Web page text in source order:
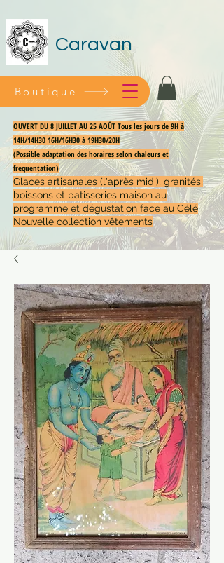
Caravan
OUVERT DU 8 JUILLET AU 25 AOÛT Tous les jours de 9H à
14H/14H30 16H/16H30 à 19H30/20H
(Possible adaptation des horaires selon chaleurs et
frequentation)
Glaces artisanales (l'après midi), granités,
boissons et patisseries maison au
programme et dégustation face au Célé
Nouvelle collection vêtements
Boutique